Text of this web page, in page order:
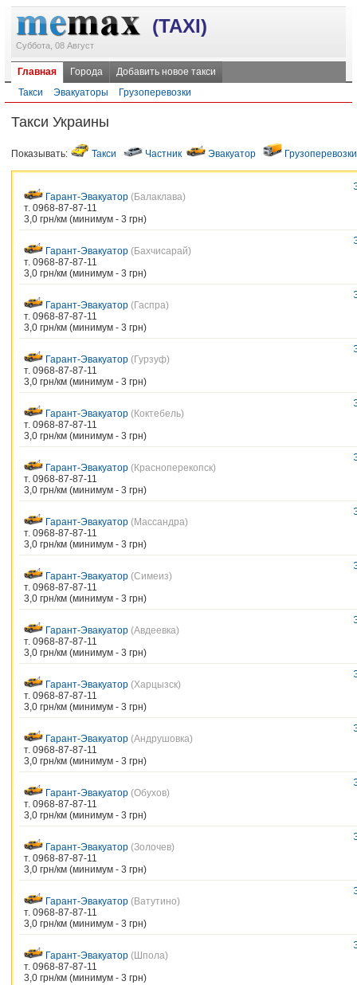
(TAXI)
Суббота, 08 Август
Главная Города
Добавить новое такси
Такси
Эвакуаторы Грузоперевозки
Такси Украины
Показывать: Такси Частник Эвакуатор Грузоперевозки
Гарант-Эвакуатор (Балаклава)
т. 0968-87-87-11
3,0 грн/км (минимум - 3 грн)
Гарант-Эвакуатор (Бахчисарай)
т. 0968-87-87-11
3,0 грн/км (минимум - 3 грн)
Гарант-Эвакуатор (Гаспра)
т. 0968-87-87-11
3,0 грн/км (минимум - 3 грн)
Гарант-Эвакуатор (Гурзуф)
т. 0968-87-87-11
3,0 грн/км (минимум - 3 грн)
Гарант-Эвакуатор (Коктебель)
т. 0968-87-87-11
3,0 грн/км (минимум - 3 грн)
Гарант-Эвакуатор (Красноперекопск)
т. 0968-87-87-11
3,0 грн/км (минимум - 3 грн)
Гарант-Эвакуатор (Массандра)
т. 0968-87-87-11
3,0 грн/км (минимум - 3 грн)
Гарант-Эвакуатор (Симеиз)
т. 0968-87-87-11
3,0 грн/км (минимум - 3 грн)
Гарант-Эвакуатор (Авдеевка)
т. 0968-87-87-11
3,0 грн/км (минимум - 3 грн)
Гарант-Эвакуатор (Харцызск)
т. 0968-87-87-11
3,0 грн/км (минимум - 3 грн)
Гарант-Эвакуатор (Андрушовка)
т. 0968-87-87-11
3,0 грн/км (минимум - 3 грн)
Гарант-Эвакуатор (Обухов)
т. 0968-87-87-11
3,0 грн/км (минимум - 3 грн)
Гарант-Эвакуатор (Золочев)
т. 0968-87-87-11
3,0 грн/км (минимум - 3 грн)
Гарант-Эвакуатор (Ватутино)
т. 0968-87-87-11
3,0 грн/км (минимум - 3 грн)
Гарант-Эвакуатор (Шпола)
т. 0968-87-87-11
3,0 грн/км (минимум - 3 грн)